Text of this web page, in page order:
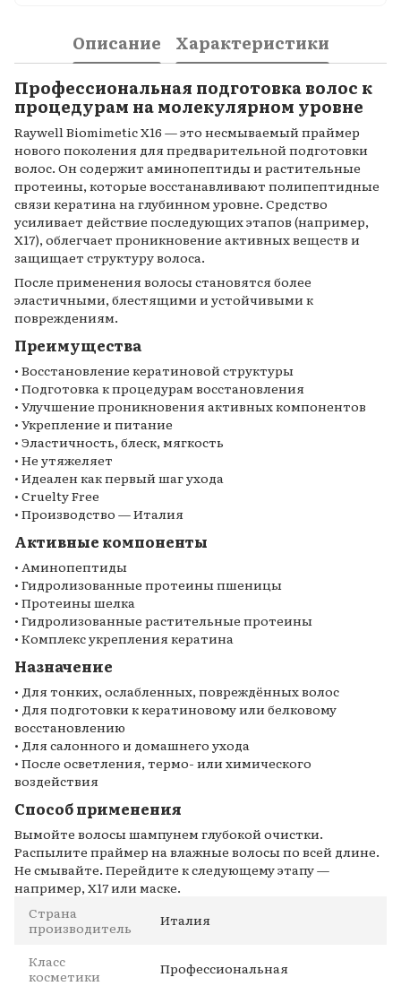
Описание
Характеристики
Профессиональная подготовка волос к
процедурам на молекулярном уровне
Raywell Biomimetic X16 — это несмываемый праймер
нового поколения для предварительной подготовки
волос. Он содержит аминопептиды и растительные
протеины, которые восстанавливают полипептидные
связи кератина на глубинном уровне. Средство
усиливает действие последующих этапов (например,
X17), облегчает проникновение активных веществ и
защищает структуру волоса.
После применения волосы становятся более
эластичными, блестящими и устойчивыми к
повреждениям.
Преимущества
• Восстановление кератиновой структуры
• Подготовка к процедурам восстановления
• Улучшение проникновения активных компонентов
• Укрепление и питание
• Эластичность, блеск, мягкость
• Не утяжеляет
• Идеален как первый шаг ухода
• Cruelty Free
• Производство — Италия
Активные компоненты
• Аминопептиды
• Гидролизованные протеины пшеницы
• Протеины шелка
• Гидролизованные растительные протеины
• Комплекс укрепления кератина
Назначение
• Для тонких, ослабленных, повреждённых волос
• Для подготовки к кератиновому или белковому
восстановлению
• Для салонного и домашнего ухода
• После осветления, термо- или химического
воздействия
Способ применения
Вымойте волосы шампунем глубокой очистки.
Распылите праймер на влажные волосы по всей длине.
Не смывайте. Перейдите к следующему этапу —
например, X17 или маске.
Страна
производитель
Италия
Класс
косметики
Профессиональная